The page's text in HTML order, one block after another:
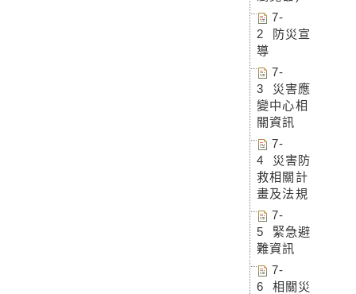
7-
2 防災宣
導
7-
3 災害應
變中心相
關資訊
7-
4 災害防
救相關計
畫及法規
7-
5 緊急避
難資訊
7-
6 相關災